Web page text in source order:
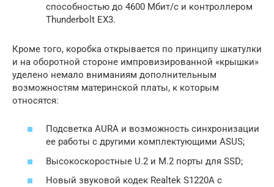
способностью до 4600 Мбит/с и контроллером
Thunderbolt EX3.
Кроме того, коробка открывается по принципу шкатулки
и на оборотной стороне импровизированной «крышки»
уделено немало вниманиям дополнительным
возможностям материнской платы, к которым
относятся:
Подсветка AURA и возможность синхронизации
ее работы с другими комплектующими ASUS;
Высокоскоростные U.2 и M.2 порты для SSD;
Новый звуковой кодек Realtek S1220A с